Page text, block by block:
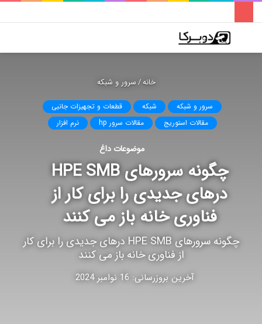
پوسته
فهرست
خانه/سرور و شبکه
سرور و شبکه شبکه
قطعات و تجهیزات جانبی
مقالات استوریج
مقالات سرور hp نرم افزار
موضوعات داغ
چگونه سرورهای HPE SMB
درهای جدیدی را برای کار از
فناوری خانه باز می کنند
چگونه سرورهای HPE SMB درهای جدیدی را برای کار
از فناوری خانه باز می کنند
آخرین بروزرسانی: 16 نوامبر 2024